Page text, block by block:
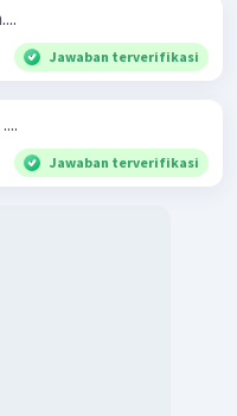
Jawaban terverifikasi
Jawaban terverifikasi